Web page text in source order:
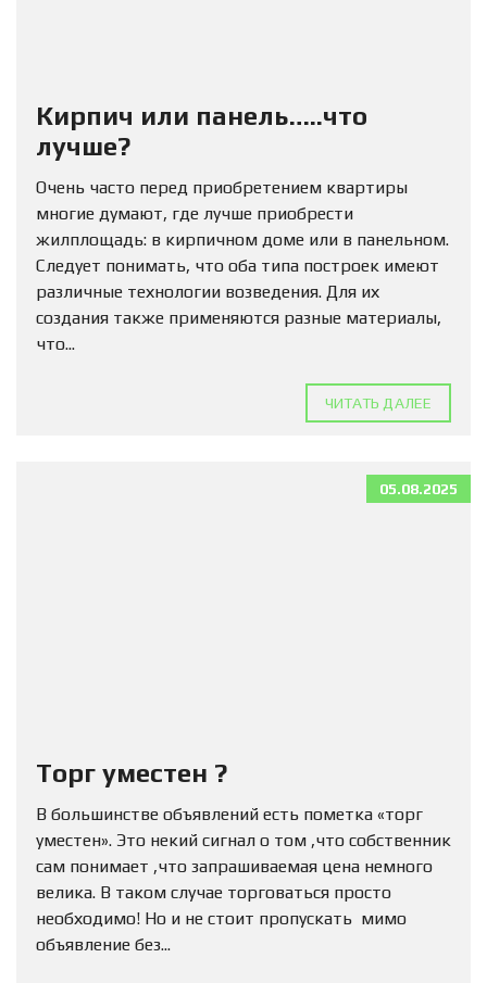
Кирпич или панель…..что
лучше?
Очень часто перед приобретением квартиры
многие думают, где лучше приобрести
жилплощадь: в кирпичном доме или в панельном.
Следует понимать, что оба типа построек имеют
различные технологии возведения. Для их
создания также применяются разные материалы,
что...
ЧИТАТЬ ДАЛЕЕ
05.08.2025
Торг уместен ?
В большинстве объявлений есть пометка «торг
уместен». Это некий сигнал о том ,что собственник
сам понимает ,что запрашиваемая цена немного
велика. В таком случае торговаться просто
необходимо! Но и не стоит пропускать мимо
объявление без...